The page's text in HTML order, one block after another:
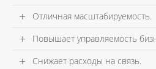
Отличная масштабируемость.
Повышает управляемость
Снижает расходы на связь.